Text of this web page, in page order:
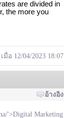
are divided in
the more you
มื่อ 12/04/2023 18:07
อ้างอิง
'>Digital Marketing